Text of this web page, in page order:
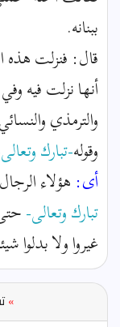
ببنانه.
قال: فنزلت هذه
أنها نزلت فيه
والترمذي
وقوله-تبارك
أى: هؤلاء
تبارك وتعالى-
غيروا ولا بدلوا
»